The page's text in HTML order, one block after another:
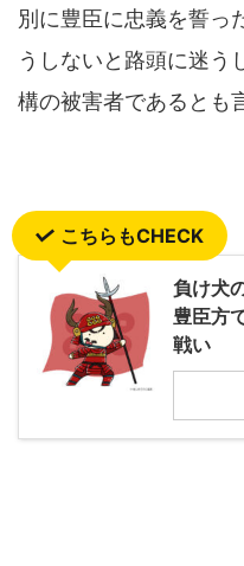
別に豊臣に忠義を誓っ
うしないと路頭に迷う
構の被害者であるとも
こちらもCHECK
負け犬
豊臣方
戦い